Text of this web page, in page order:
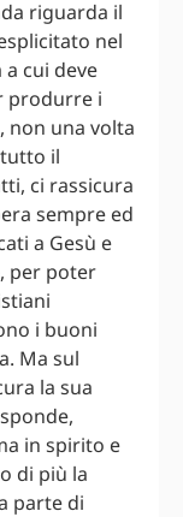
riguarda il
nel
cui deve
produrre i
non una volta
il
ci rassicura
sempre ed
a Gesù e
per poter
i buoni
Ma sul
la sua
in spirito e
di più la
parte di